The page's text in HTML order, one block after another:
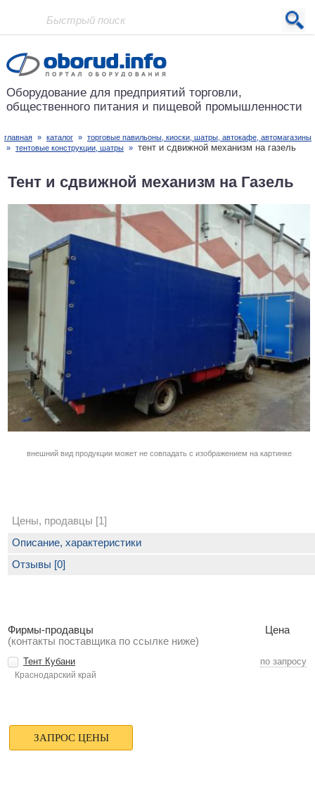
Проект основан в 2001 году
Оборудование для предприятий торговли,
общественного питания и пищевой промышленности
главная » каталог » торговые павильоны, киоски, шатры, автокафе, автомагазины
» тентовые конструкции, шатры » тент и сдвижной механизм на газель
Тент и сдвижной механизм на Газель
внешний вид продукции может не совпадать с изображением на картинке
Цены, продавцы [1]
Фирмы-продавцы
(контакты поставщика по ссылке ниже)
Цена
Тент Кубани по запросу
Краснодарский край
Описание, характеристики
Отзывы [0]